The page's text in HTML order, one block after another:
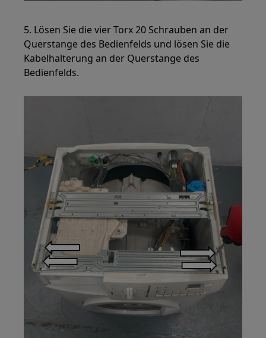
5. Lösen Sie die vier Torx 20 Schrauben an der
Querstange des Bedienfelds und lösen Sie die
Kabelhalterung an der Querstange des
Bedienfelds.